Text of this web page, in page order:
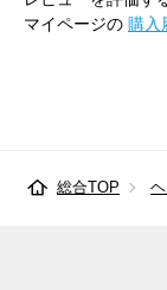
マイページの 購入
総合TOP